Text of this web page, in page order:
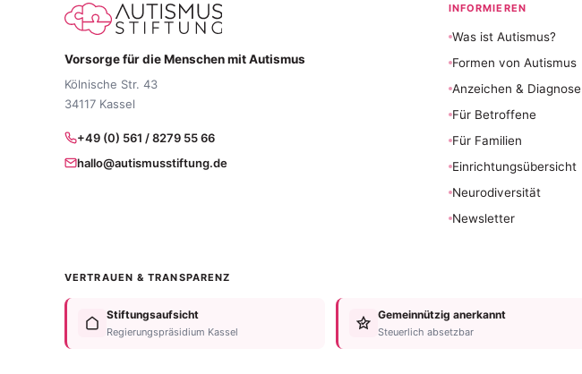
Vorsorge für die Menschen mit Autismus
Kölnische Str. 43
34117 Kassel
+49 (0) 561 / 8279 55 66
hallo@autismusstiftung.de
INFORMIEREN
Was ist Autismus?
Formen von Autismus
Anzeichen & Diagnose
Für Betroffene
Für Familien
Einrichtungsübersicht
Neurodiversität
Newsletter
VERTRAUEN & TRANSPARENZ
Stiftungsaufsicht
Regierungspräsidium Kassel
Gemeinnützig anerkannt
Steuerlich absetzbar